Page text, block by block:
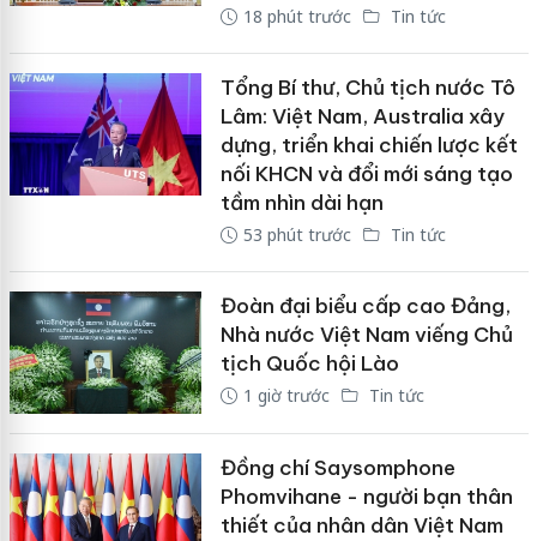
18 phút trước Tin tức
Tổng Bí thư, Chủ tịch nước Tô
Lâm: Việt Nam, Australia xây
dựng, triển khai chiến lược kết
nối KHCN và đổi mới sáng tạo
tầm nhìn dài hạn
53 phút trước Tin tức
Đoàn đại biểu cấp cao Đảng,
Nhà nước Việt Nam viếng Chủ
tịch Quốc hội Lào
1 giờ trước Tin tức
Đồng chí Saysomphone
Phomvihane - người bạn thân
thiết của nhân dân Việt Nam